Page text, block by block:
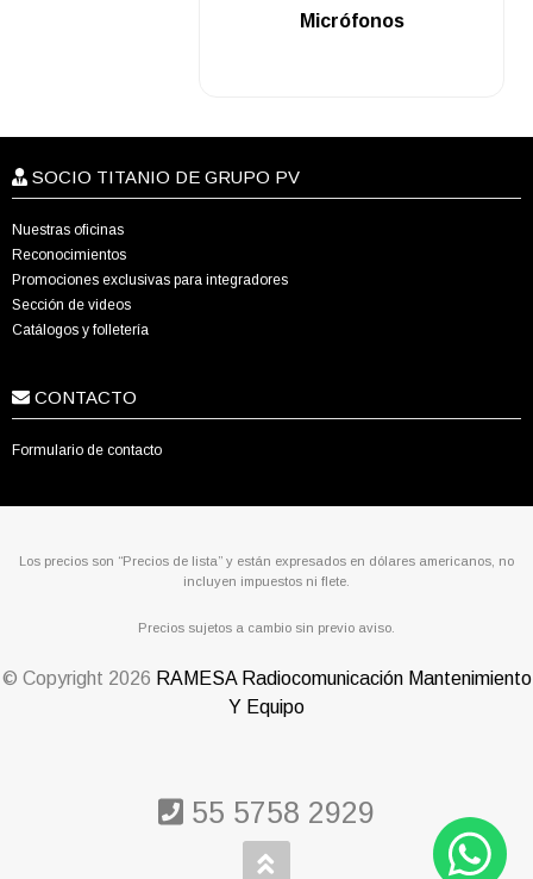
Micrófonos
SOCIO TITANIO DE GRUPO PV
Nuestras oficinas
Reconocimientos
Promociones exclusivas para integradores
Sección de videos
Catálogos y folletería
CONTACTO
Formulario de contacto
Los precios son “Precios de lista” y están expresados en dólares americanos, no
incluyen impuestos ni flete.
Precios sujetos a cambio sin previo aviso.
© Copyright 2026 RAMESA Radiocomunicación Mantenimiento
Y Equipo
55 5758 2929